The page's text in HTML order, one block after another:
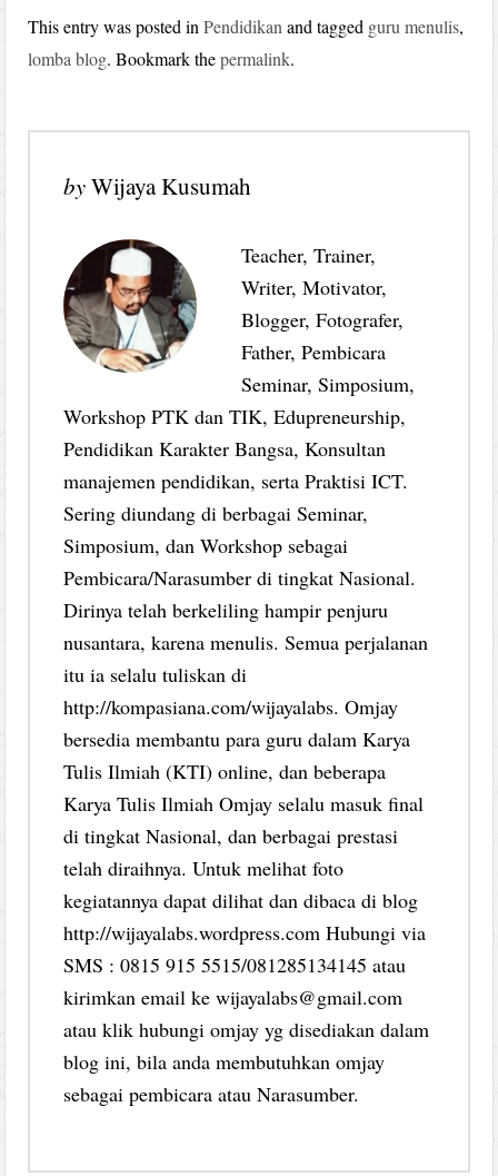
This entry was posted inPendidikan and tagged guru menulis,
lomba blog. Bookmark thepermalink.
byWijaya Kusumah
Teacher, Trainer,
Writer, Motivator,
Blogger, Fotografer,
Father, Pembicara
Seminar, Simposium,
Workshop PTK dan TIK, Edupreneurship,
Pendidikan Karakter Bangsa, Konsultan
manajemen pendidikan, serta Praktisi ICT.
Sering diundang di berbagai Seminar,
Simposium, dan Workshop sebagai
Pembicara/Narasumber di tingkat Nasional.
Dirinya telah berkeliling hampir penjuru
nusantara, karena menulis. Semua perjalanan
itu ia selalu tuliskan di
http://kompasiana.com/wijayalabs. Omjay
bersedia membantu para guru dalam Karya
Tulis Ilmiah (KTI) online, dan beberapa
Karya Tulis Ilmiah Omjay selalu masuk final
di tingkat Nasional, dan berbagai prestasi
telah diraihnya. Untuk melihat foto
kegiatannya dapat dilihat dan dibaca di blog
http://wijayalabs.wordpress.com Hubungi via
SMS : 0815 915 5515/081285134145 atau
kirimkan email ke wijayalabs@gmail.com
atau klik hubungi omjay yg disediakan dalam
blog ini, bila anda membutuhkan omjay
sebagai pembicara atau Narasumber.